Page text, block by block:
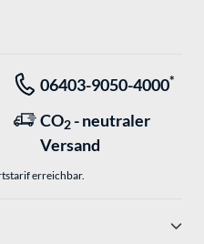
06403-9050-4000*
CO2 - neutraler
Versand
erreichbar.